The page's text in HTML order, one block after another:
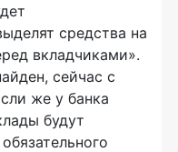
средства на
вкладчиками».
сейчас с
же у банка
будут